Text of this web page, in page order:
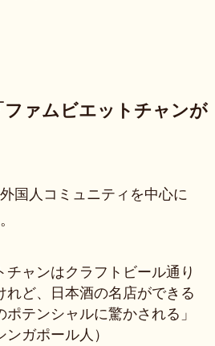
ァムビエットチャンが
国人コミュニティを中心に
チャンはクラフトビール通り
れど、日本酒の名店ができる
ポテンシャルに驚かされる」
ンガポール人）